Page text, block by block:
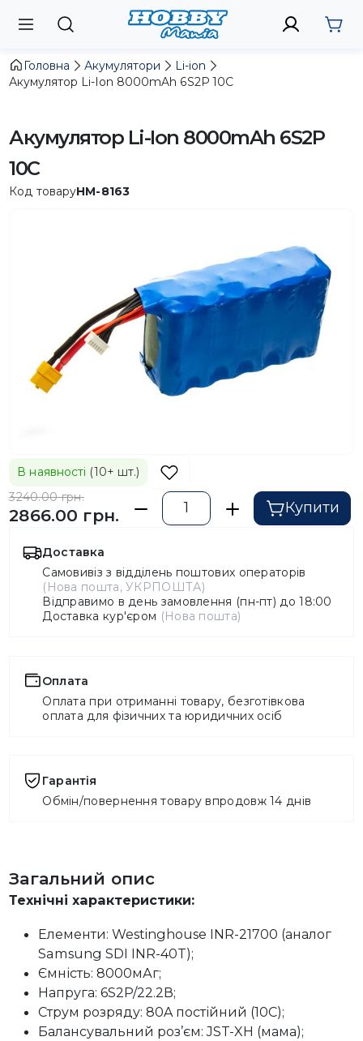
Головна Акумулятори
Li-ion
Акумулятор Li-Ion 8000mAh 6S2P 10C
Акумулятор Li-Ion 8000mAh 6S2P
10C
Код товаруHM-8163
В наявності (10+ шт.)
3240.00 грн.
2866.00 грн. Купити
Доставка
Самовивіз з відділень поштових операторів
(Нова пошта, УКРПОШТА)
Відправимо в день замовлення (пн-пт) до 18:00
Доставка кур'єром (Нова пошта)
Оплата
Оплата при отриманні товару, безготівкова
оплата для фізичних та юридичних осіб
Гарантія
Обмін/повернення товару впродовж 14 днів
Загальний опис
Технічні характеристики:
Елементи: Westinghouse INR-21700 (аналог
Samsung SDI INR-40T);
Ємність: 8000мАг;
Напруга: 6S2P/22.2В;
Струм розряду: 80A постійний (10C);
Балансувальний роз’єм: JST-XH (мама);